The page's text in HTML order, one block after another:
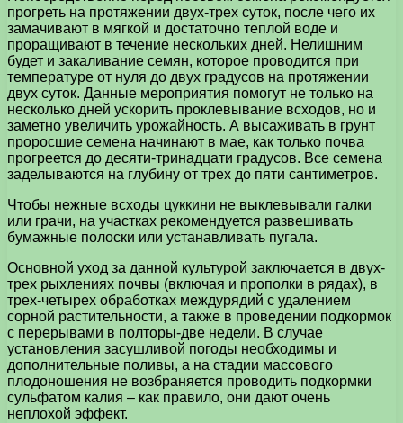
прогреть на протяжении двух-трех суток, после чего их
замачивают в мягкой и достаточно теплой воде и
проращивают в течение нескольких дней. Нелишним
будет и закаливание семян, которое проводится при
температуре от нуля до двух градусов на протяжении
двух суток. Данные мероприятия помогут не только на
несколько дней ускорить проклевывание всходов, но и
заметно увеличить урожайность. А высаживать в грунт
проросшие семена начинают в мае, как только почва
прогреется до десяти-тринадцати градусов. Все семена
заделываются на глубину от трех до пяти сантиметров.
Чтобы нежные всходы цуккини не выклевывали галки
или грачи, на участках рекомендуется развешивать
бумажные полоски или устанавливать пугала.
Основной уход за данной культурой заключается в двух-
трех рыхлениях почвы (включая и прополки в рядах), в
трех-четырех обработках междурядий с удалением
сорной растительности, а также в проведении подкормок
с перерывами в полторы-две недели. В случае
установления засушливой погоды необходимы и
дополнительные поливы, а на стадии массового
плодоношения не возбраняется проводить подкормки
сульфатом калия – как правило, они дают очень
неплохой эффект.